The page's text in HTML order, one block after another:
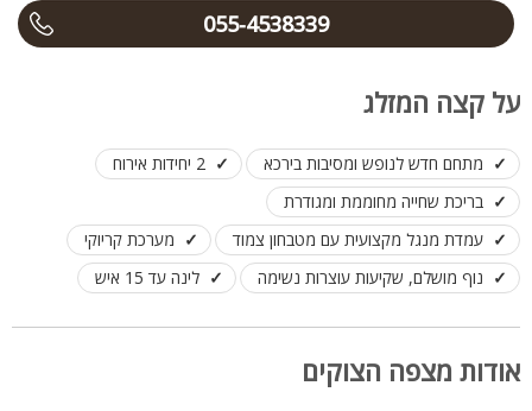
055-4538339
על קצה המזלג
מתחם חדש לנופש ומסיבות בירכא
2 יחידות אירוח
בריכת שחייה מחוממת ומגודרת
עמדת מנגל מקצועית עם מטבחון צמוד
מערכת קריוקי
נוף מושלם, שקיעות עוצרות נשימה
לינה עד 15 איש
אודות מצפה הצוקים